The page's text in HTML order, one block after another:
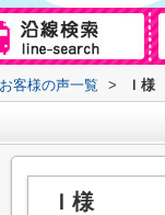
お客様の声一覧 > Ｉ様
Ｉ様